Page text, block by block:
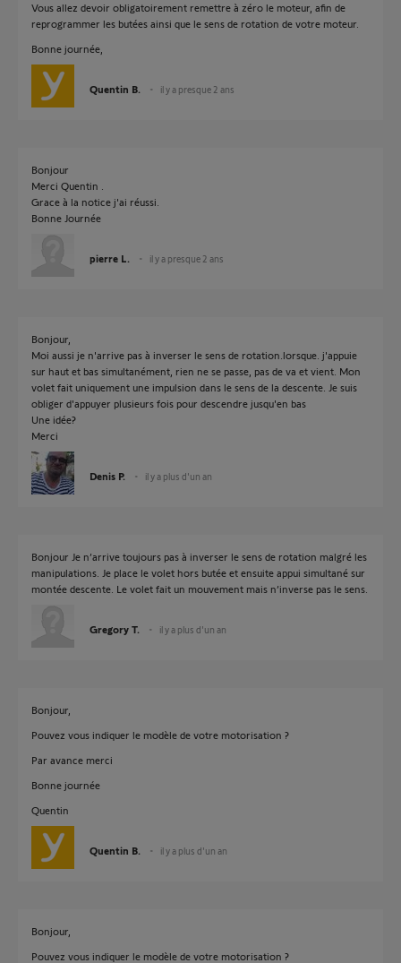
Vous allez devoir obligatoirement remettre à zéro le moteur, afin de
reprogrammer les butées ainsi que le sens de rotation de votre moteur.
Bonne journée,
Quentin B. il y a presque 2 ans
Bonjour
Merci Quentin .
Grace à la notice j'ai réussi.
Bonne Journée
pierre L. il y a presque 2 ans
Bonjour,
Moi aussi je n'arrive pas à inverser le sens de rotation.lorsque. j'appuie
sur haut et bas simultanément, rien ne se passe, pas de va et vient. Mon
volet fait uniquement une impulsion dans le sens de la descente. Je suis
obliger d'appuyer plusieurs fois pour descendre jusqu'en bas
Une idée?
Merci
Denis P. il y a plus d'un an
Bonjour Je n’arrive toujours pas à inverser le sens de rotation malgré les
manipulations. Je place le volet hors butée et ensuite appui simultané sur
montée descente. Le volet fait un mouvement mais n’inverse pas le sens.
Gregory T. il y a plus d'un an
Bonjour,
Pouvez vous indiquer le modèle de votre motorisation ?
Par avance merci
Bonne journée
Quentin
Quentin B. il y a plus d'un an
Bonjour,
Pouvez vous indiquer le modèle de votre motorisation ?